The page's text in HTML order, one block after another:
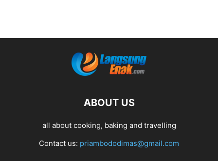
ABOUT US
all about cooking, baking and travelling
Contact us: priambododimas@gmail.com